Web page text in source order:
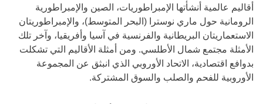
أقاليم عالمية أنشأتها الإمبراطوريات، الصين والإمبراطورية
الرومانية حول ماري نوسترا (البحر المتوسط)، والإمبراطوريتان
الاستعماريتان البريطانية والفرنسية في آسيا وأفريقيا، وآخر تلك
الأمثلة مجتمع شمال الأطلسي. ومن أمثلة الأقاليم التي تشكلت
بدوافع اقتصادية، الاتحاد الأوروبي الذي انبثق عن المجموعة
الأوروبية للفحم والصلب والسوق المشتركة.